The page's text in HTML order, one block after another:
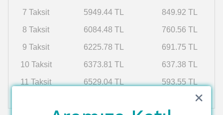
7 Taksit 5949.44 TL 849.92 TL
8 Taksit 6084.48 TL 760.56 TL
9 Taksit 6225.78 TL 691.75 TL
10 Taksit 6373.81 TL 637.38 TL
11 Taksit 6529.04 TL 593.55 TL
557.67 TL